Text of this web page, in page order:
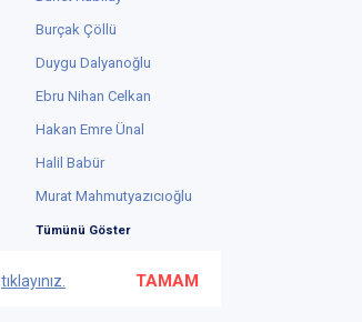
tıklayınız. TAMAM
Burçak Çöllü
Duygu Dalyanoğlu
Ebru Nihan Celkan
Hakan Emre Ünal
Halil Babür
Murat Mahmutyazıcıoğlu
Tümünü Göster